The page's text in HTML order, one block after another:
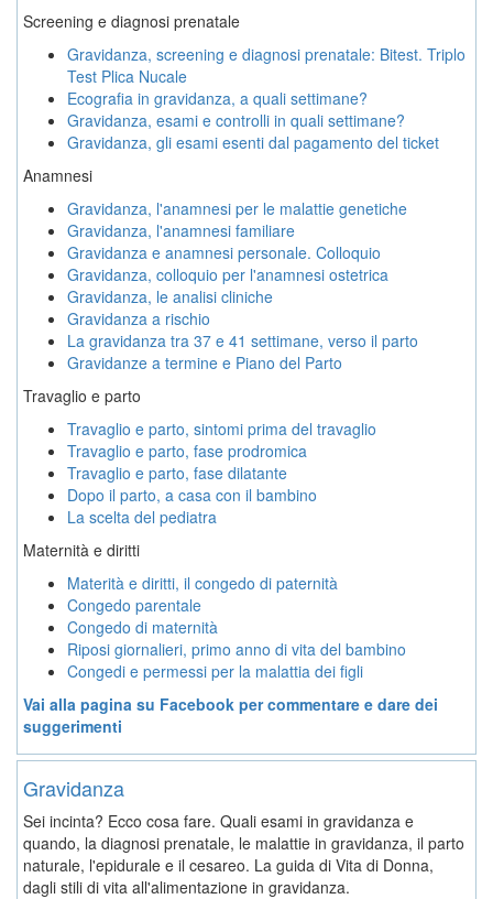
Screening e diagnosi prenatale
Gravidanza, screening e diagnosi prenatale: Bitest. Triplo
Test Plica Nucale
Ecografia in gravidanza, a quali settimane?
Gravidanza, esami e controlli in quali settimane?
Gravidanza, gli esami esenti dal pagamento del ticket
Anamnesi
Gravidanza, l'anamnesi per le malattie genetiche
Gravidanza, l'anamnesi familiare
Gravidanza e anamnesi personale. Colloquio
Gravidanza, colloquio per l'anamnesi ostetrica
Gravidanza, le analisi cliniche
Gravidanza a rischio
La gravidanza tra 37 e 41 settimane, verso il parto
Gravidanze a termine e Piano del Parto
Travaglio e parto
Travaglio e parto, sintomi prima del travaglio
Travaglio e parto, fase prodromica
Travaglio e parto, fase dilatante
Dopo il parto, a casa con il bambino
La scelta del pediatra
Maternità e diritti
Materità e diritti, il congedo di paternità
Congedo parentale
Congedo di maternità
Riposi giornalieri, primo anno di vita del bambino
Congedi e permessi per la malattia dei figli
Vai alla pagina su Facebook per commentare e dare dei
suggerimenti
Gravidanza
Sei incinta? Ecco cosa fare. Quali esami in gravidanza e
quando, la diagnosi prenatale, le malattie in gravidanza, il parto
naturale, l'epidurale e il cesareo. La guida di Vita di Donna,
dagli stili di vita all'alimentazione in gravidanza.